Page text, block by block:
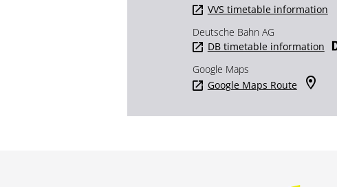
VVS timetable information
Deutsche Bahn AG
DB timetable information
Google Maps
Google Maps Route